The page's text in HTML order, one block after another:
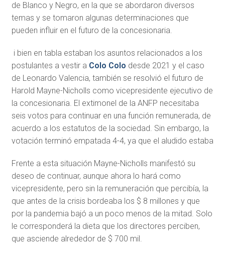
de Blanco y Negro, en la que se abordaron diversos
temas y se tomaron algunas determinaciones que
pueden influir en el futuro de la concesionaria.
i bien en tabla estaban los asuntos relacionados a los
postulantes a vestir a Colo Colo desde 2021 y el caso
de Leonardo Valencia, también se resolvió el futuro de
Harold Mayne-Nicholls como vicepresidente ejecutivo de
la concesionaria. El extimonel de la ANFP necesitaba
seis votos para continuar en una función remunerada, de
acuerdo a los estatutos de la sociedad. Sin embargo, la
votación terminó empatada 4-4, ya que el aludido estaba
Frente a esta situación Mayne-Nicholls manifestó su
deseo de continuar, aunque ahora lo hará como
vicepresidente, pero sin la remuneración que percibía, la
que antes de la crisis bordeaba los $ 8 millones y que
por la pandemia bajó a un poco menos de la mitad. Solo
le corresponderá la dieta que los directores perciben,
que asciende alrededor de $ 700 mil.